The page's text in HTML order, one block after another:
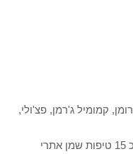
רומן, קמומיל ג'רמן, פצ'ולי,
אם המקום כבר אדום אדום להוסיף סה"כ 15 טיפות שמן אתרי